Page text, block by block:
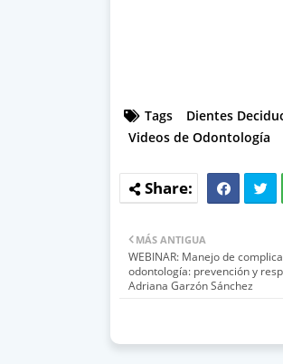
Tags Dientes
Videos de Odontología
MÁS ANTIGUA
WEBINAR: Manejo de
odontología: prevención y
Adriana Garzón Sánchez